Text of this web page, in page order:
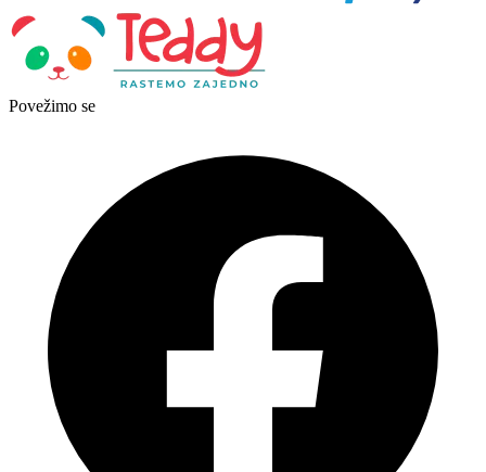
Povežimo se